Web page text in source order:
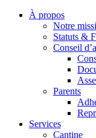
À propos
Notre
Statuts &
Conseil
Parents
Services
Cantine